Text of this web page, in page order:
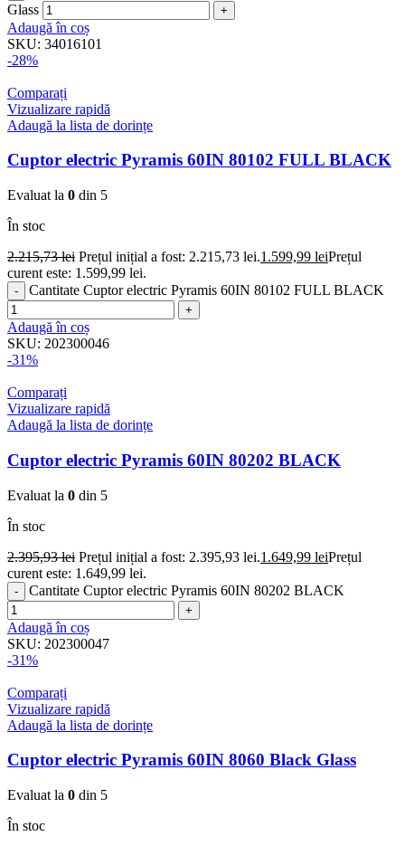
Glass
Adaugă în coș
SKU: 34016101
-28%
Comparați
Vizualizare rapidă
Adaugă la lista de dorințe
Cuptor electric Pyramis 60IN 80102 FULL BLACK
Evaluat la 0 din 5
În stoc
2.215,73lei Prețul inițial a fost: 2.215,73 lei.1.599,99 leiPrețul
curent este: 1.599,99 lei.
Cantitate Cuptor electric Pyramis 60IN 80102 FULL BLACK
Adaugă în coș
SKU: 202300046
-31%
Comparați
Vizualizare rapidă
Adaugă la lista de dorințe
Cuptor electric Pyramis 60IN 80202 BLACK
Evaluat la 0 din 5
În stoc
2.395,93lei Prețul inițial a fost: 2.395,93 lei.1.649,99 leiPrețul
curent este: 1.649,99 lei.
Cantitate Cuptor electric Pyramis 60IN 80202 BLACK
Adaugă în coș
SKU: 202300047
-31%
Comparați
Vizualizare rapidă
Adaugă la lista de dorințe
Cuptor electric Pyramis 60IN 8060 Black Glass
Evaluat la 0 din 5
În stoc